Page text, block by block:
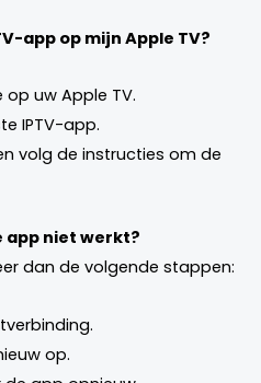
app op mijn Apple TV?
uw Apple TV.
IPTV-app.
volg de instructies om de
app niet werkt?
dan de volgende stappen:
op.